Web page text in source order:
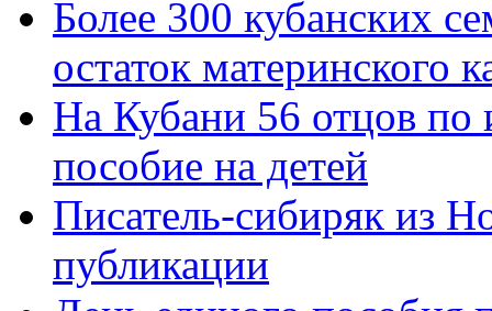
Более 300 кубанских
остаток материнского
На Кубани 56 отцов по
пособие на детей
Писатель-сибиряк из
публикации